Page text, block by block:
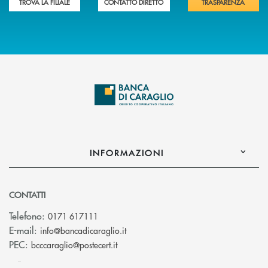
TROVA LA FILIALE CONTATTO DIRETTO TRASPARENZA
INFORMAZIONI
CONTATTI
Telefono: 0171 617111
E-mail: info@bancadicaraglio.it(si apre l’app di posta elettronica)
PEC: bcccaraglio@postecert.it(si apre l’app di posta elettronica)